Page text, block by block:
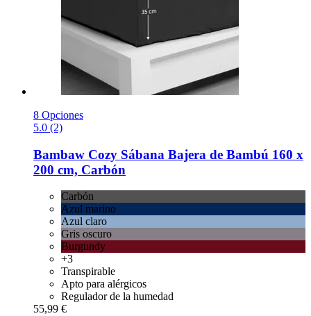
8 Opciones
5.0 (2)
Bambaw Cozy Sábana Bajera de Bambú 160 x
200 cm, Carbón
Carbón
Azul marino
Azul claro
Gris oscuro
Burgundy
+3
Transpirable
Apto para alérgicos
Regulador de la humedad
55,99 €